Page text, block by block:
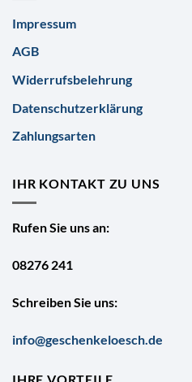
Impressum
AGB
Widerrufsbelehrung
Datenschutzerklärung
Zahlungsarten
IHR KONTAKT ZU UNS
Rufen Sie uns an:
08276 241
Schreiben Sie uns:
info@geschenkeloesch.de